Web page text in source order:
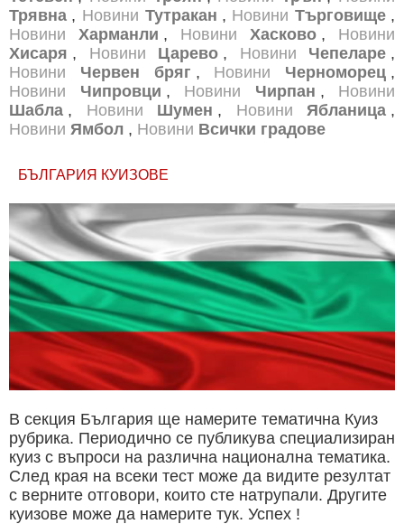
Трявна , Новини Тутракан , Новини Търговище ,
Новини
Харманли , Новини Хасково , Новини
Хисаря , Новини Царево , Новини Чепеларе ,
Новини
Червен бряг , Новини Черноморец ,
Новини
Чипровци , Новини Чирпан , Новини
Шабла , Новини Шумен , Новини Ябланица ,
Новини Ямбол , Новини Всички градове
БЪЛГАРИЯ КУИЗОВЕ
В секция България ще намерите тематична Куиз
рубрика. Периодично се публикува специализиран
куиз с въпроси на различна национална тематика.
След края на всеки тест може да видите резултат
с верните отговори, които сте натрупали. Другите
куизове може да намерите тук. Успех !